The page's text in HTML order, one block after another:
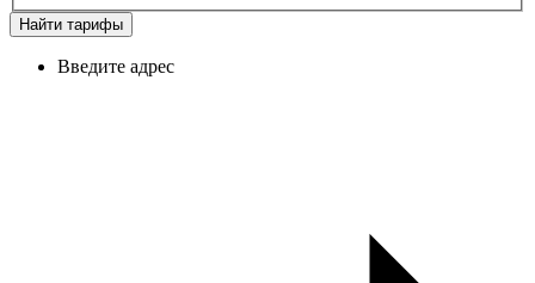
Найти тарифы
Введите адрес